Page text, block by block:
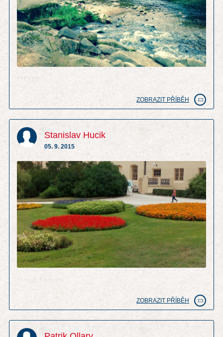
OTAVA
ZOBRAZIT PŘÍBĚH
Stanislav Hucik
05. 9. 2015
zamek Lednice
ZOBRAZIT PŘÍBĚH